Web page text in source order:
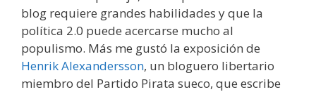
blog requiere grandes habilidades y que la
política 2.0 puede acercarse mucho al
populismo. Más me gustó la exposición de
Henrik Alexandersson, un bloguero libertario
miembro del Partido Pirata sueco, que escribe